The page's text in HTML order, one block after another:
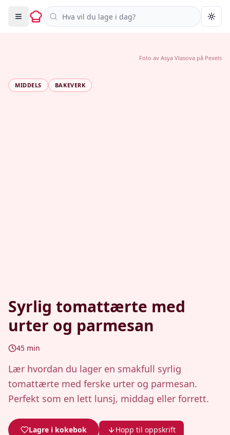
Søk i oppskrifter
MIDDELS BAKEVERK
Syrlig tomattærte med
urter og parmesan
45 min
Lær hvordan du lager en smakfull syrlig
tomattærte med ferske urter og parmesan.
Perfekt som en lett lunsj, middag eller forrett.
Lagre i kokebok Hopp til oppskrift
Foto av Asya Vlasova på Pexels